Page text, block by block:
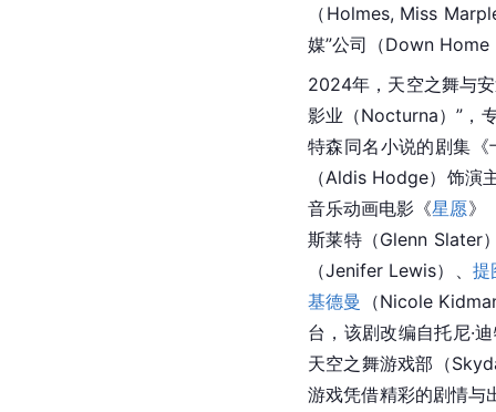
（Holmes, Miss
媒”公司（Down Home
2024年，天空之舞与
影业（Nocturna）”，
特森同名小说的剧集
（Aldis Hodge）饰演
音乐动画电影《星愿》
斯莱特（Glenn Slater
（Jenifer Lewis）、 提
基德曼
（Nicole
台，该剧改编自托尼·
天空之舞游戏部（
游戏凭借精彩的剧情与